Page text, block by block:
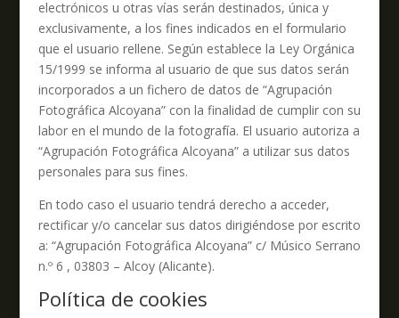
electrónicos u otras vías serán destinados, única y
exclusivamente, a los fines indicados en el formulario
que el usuario rellene. Según establece la Ley Orgánica
15/1999 se informa al usuario de que sus datos serán
incorporados a un fichero de datos de “Agrupación
Fotográfica Alcoyana” con la finalidad de cumplir con su
labor en el mundo de la fotografía. El usuario autoriza a
“Agrupación Fotográfica Alcoyana” a utilizar sus datos
personales para sus fines.
En todo caso el usuario tendrá derecho a acceder,
rectificar y/o cancelar sus datos dirigiéndose por escrito
a: “Agrupación Fotográfica Alcoyana” c/ Músico Serrano
n.º 6 , 03803 – Alcoy (Alicante).
Política de cookies